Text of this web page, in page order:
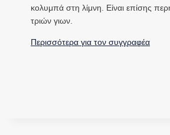
κολυμπά στη λίμνη. Είναι επίσης
τριών γιων.
Περισσότερα για τον συγγραφέα